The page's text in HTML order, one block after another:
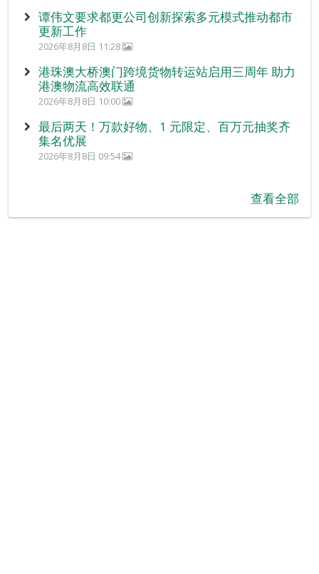
谭伟文要求都更公司创新探索多元模式推动都市
更新工作
2026年8月8日 11:28
港珠澳大桥澳门跨境货物转运站启用三周年 助力
港澳物流高效联通
2026年8月8日 10:00
最后两天！万款好物、1 元限定、百万元抽奖齐
集名优展
2026年8月8日 09:54
查看全部